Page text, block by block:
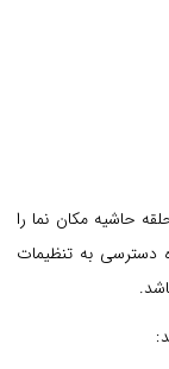
حاشیه مکان نما را
دسترسی به تنظیمات